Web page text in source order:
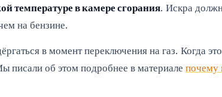
температуре в камере сгорания. Искра
на бензине.
в момент переключения на газ. Когда
писали об этом подробнее в материале почему